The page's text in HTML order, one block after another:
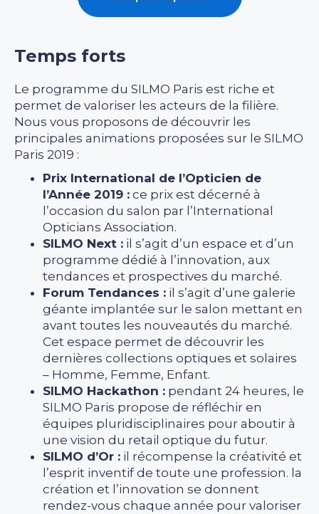
Temps forts
Le programme du SILMO Paris est riche et
permet de valoriser les acteurs de la filière.
Nous vous proposons de découvrir les
principales animations proposées sur le SILMO
Paris 2019 :
Prix International de l’Opticien de
l’Année 2019 : ce prix est décerné à
l’occasion du salon par l’International
Opticians Association.
SILMO Next : il s’agit d’un espace et d’un
programme dédié à l’innovation, aux
tendances et prospectives du marché.
Forum Tendances : il s’agit d’une galerie
géante implantée sur le salon mettant en
avant toutes les nouveautés du marché.
Cet espace permet de découvrir les
dernières collections optiques et solaires
– Homme, Femme, Enfant.
SILMO Hackathon : pendant 24 heures, le
SILMO Paris propose de réfléchir en
équipes pluridisciplinaires pour aboutir à
une vision du retail optique du futur.
SILMO d’Or : il récompense la créativité et
l’esprit inventif de toute une profession. la
création et l’innovation se donnent
rendez-vous chaque année pour valoriser